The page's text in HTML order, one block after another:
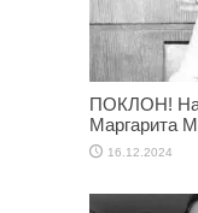
ПОКЛОН! На
Маргарита
16.12.2024